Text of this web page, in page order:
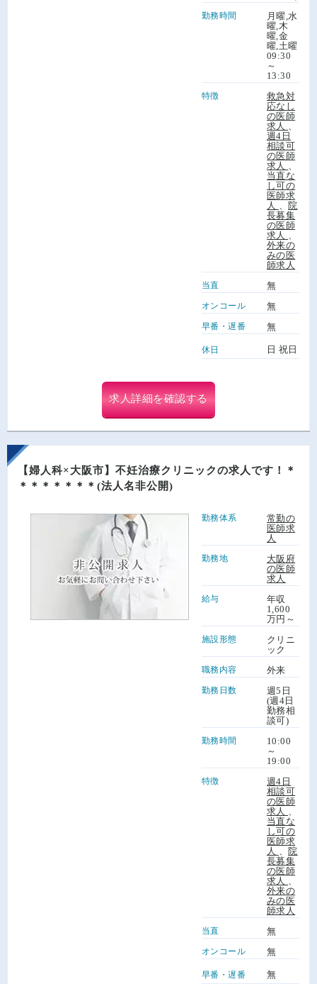
勤務時間
月曜,水
曜,木
曜,金
曜,土曜
09:30
～
13:30
特徴
救急対
応なし
の医師
求人
週4日
相談可
の医師
求人
当直な
し可の
医師求
人
院
長募集
の医師
求人
外来の
みの医
師求人
当直 無
オンコール 無
早番・遅番 無
休日 日 祝日
求人詳細を確認する
【婦人科×大阪市】不妊治療クリニックの求人です！＊
＊＊＊＊＊＊＊(法人名非公開)
勤務体系
常勤の
医師求
人
勤務地
大阪府
の医師
求人
給与
年収
1,600
万円～
施設形態
クリニ
ック
職務内容 外来
勤務日数
週5日
(週4日
勤務相
談可)
勤務時間
10:00
～
19:00
特徴
週4日
相談可
の医師
求人
当直な
し可の
医師求
人
院
長募集
の医師
求人
外来の
みの医
師求人
当直 無
オンコール 無
早番・遅番 無